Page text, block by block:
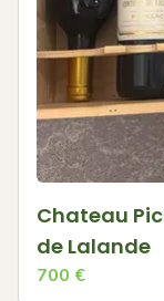
Chateau
de Lalande
700 €